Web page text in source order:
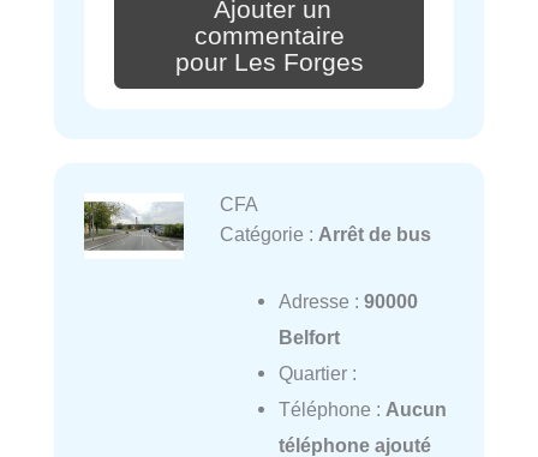
Ajouter un
commentaire
pour Les Forges
CFA
Catégorie : Arrêt de bus
Adresse : 90000
Belfort
Quartier :
Téléphone : Aucun
téléphone ajouté